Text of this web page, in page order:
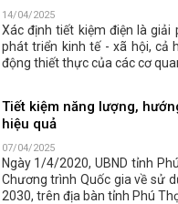
14/04/2025
Xác định tiết kiệm điện là
phát triển kinh tế - xã hội, cả
động thiết thực của các cơ
Tiết kiệm năng lượng,
hiệu quả
07/04/2025
Ngày 1/4/2020, UBND tỉnh
Chương trình Quốc gia về sử
2030, trên địa bàn tỉnh Phú